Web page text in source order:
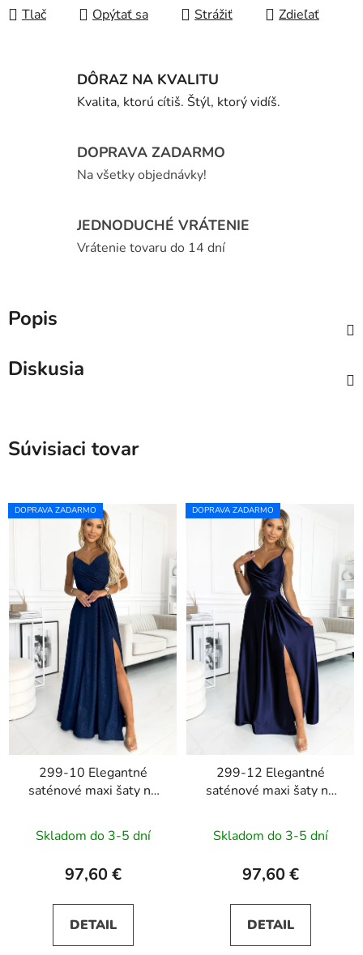
Tlač Opýtať sa Strážiť Zdieľať
DÔRAZ NA KVALITU
Kvalita, ktorú cítiš. Štýl, ktorý vidíš.
DOPRAVA ZADARMO
Na všetky objednávky!
JEDNODUCHÉ VRÁTENIE
Vrátenie tovaru do 14 dní
Popis
Diskusia
Súvisiaci tovar
DOPRAVA ZADARMO
299-10 Elegantné
saténové maxi šaty na
tmavomodré s
trblietkami
Skladom do 3-5 dní
97,60 €
DETAIL
DOPRAVA ZADARMO
299-12 Elegantné
saténové maxi šaty na
tmavomodré
Skladom do 3-5 dní
97,60 €
DETAIL